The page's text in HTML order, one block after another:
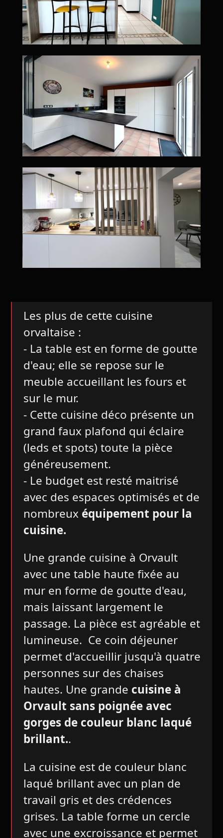
Les plus de cette cuisine
orvaltaise :
- La table est en forme de goutte
d'eau; elle se repose sur le
meuble accueillant les fours et
sur le mur.
- Cette cuisine déco présente un
grand faux plafond qui éclaire
(leds et spots) toute la pièce
généreusement.
- Le budget est resté maitrisé
avec des espaces optimisés et de
nombreux équipement pour la
cuisine.
Une grande cuisine à Orvault
avec une table haute fixée au
mur en forme de goutte d'eau,
mais laissant largement le
passage. La pièce est agréable et
lumineuse. Ce coin déjeuner
permet d'accueillir jusqu'à quatre
personnes sur des chaises
hautes. Une grande cuisine à
Orvault sans poignée avec
gorges de couleur blanc laqué
brillant..
La cuisine est de couleur blanc
laqué brillant avec un plan de
travail gris et des crédences
grises. La table forme un cercle
avec une excroissance et permet